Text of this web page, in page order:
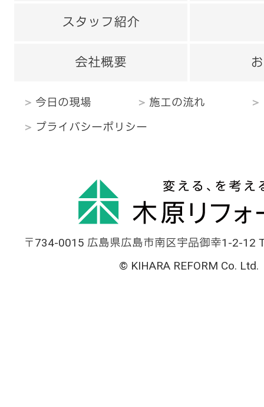
スタッフ紹介
会社概要
今日の現場 施工の流れ
プライバシーポリシー
〒734-0015 広島県広島市南区宇品御幸1-2-12
© KIHARA REFORM Co. Ltd.